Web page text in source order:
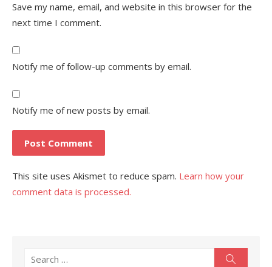
Save my name, email, and website in this browser for the
next time I comment.
Notify me of follow-up comments by email.
Notify me of new posts by email.
This site uses Akismet to reduce spam. Learn how your
comment data is processed.
Search